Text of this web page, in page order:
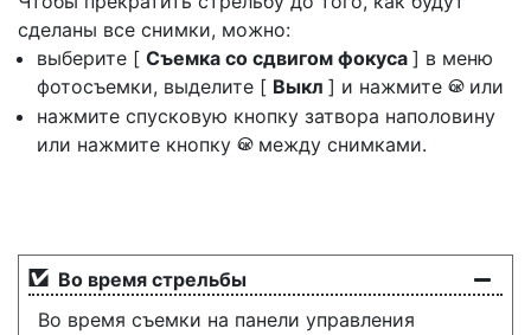
сделаны все снимки, можно:
выберите [ Съемка со сдвигом фокуса ] в меню
фотосъемки, выделите [ Выкл ] и нажмите J или
нажмите спусковую кнопку затвора наполовину
или нажмите кнопку J между снимками.
Во время стрельбы
Во время съемки на панели управления